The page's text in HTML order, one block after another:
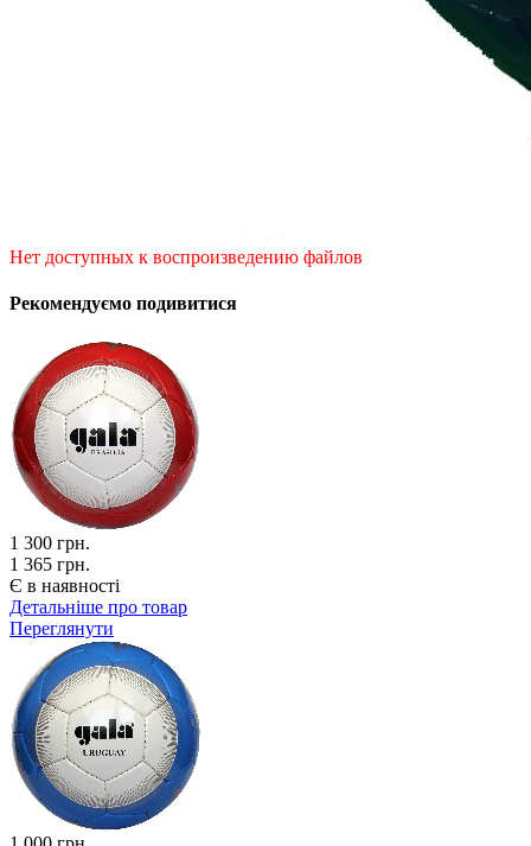
Нет доступных к воспроизведению файлов
Рекомендуємо подивитися
1 300 грн.
1 365 грн.
Є в наявності
Детальніше про товар
Переглянути